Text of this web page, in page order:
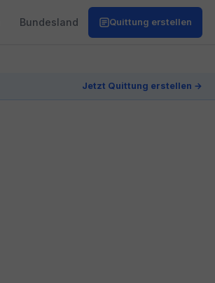
Bundesland Quittung erstellen
Jetzt Quittung erstellen →